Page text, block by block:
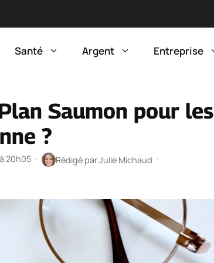
Santé Argent Entreprise
Saumon pour les
?
20h05 · Rédigé parJulie Michaud ·